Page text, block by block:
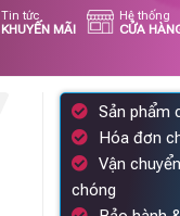
Tin tức
KHUYẾN MÃI
Hệ thống
CỬA
Sản phẩm
Hóa đơn
Vận
chóng